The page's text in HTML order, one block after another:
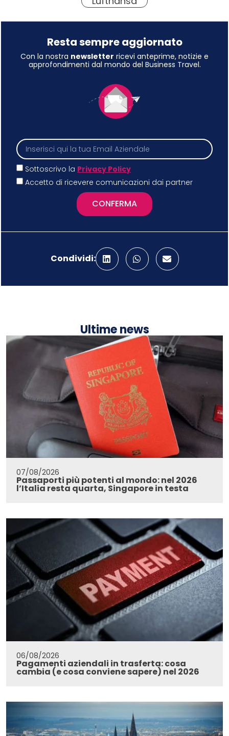
Resta sempre aggiornato
Con la nostra newsletter ricevi anteprime, notizie e
approfondimenti dal mondo del Business Travel.
Sottoscrivo la Privacy Policy
Accetto di ricevere comunicazioni dai partner
CONFERMA
Condividi:
Ultime news
07/08/2026
Passaporti più potenti al mondo: nel 2026
l’Italia resta quarta, Singapore in testa
06/08/2026
Pagamenti aziendali in trasferta: cosa
cambia (e cosa conviene sapere) nel 2026